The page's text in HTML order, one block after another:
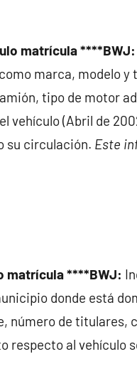
matrícula ****BWJ:
marca, modelo
tipo de motor
vehículo (Abril de
su circulación. Este
matrícula ****BWJ:
donde está
número de
respecto al vehículo